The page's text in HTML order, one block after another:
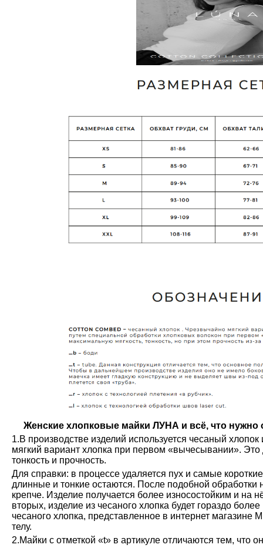
Женские хлопковые майки ЛУНА и всё, что нужно
1.В производстве изделий используется чесаный
мягкий вариант хлопка при первом «вычесывании». Это
тонкость и прочность.
Для справки: в процессе удаляется пух и самые
длинные и тонкие остаются. После подобной обработки
крепче. Изделие получается более износостойким и на
вторых, изделие из чесаного хлопка будет гораздо
чесаного хлопка, представленное в интернет магазине
телу.
2.Майки с отметкой «t» в артикуле отличаются тем, что